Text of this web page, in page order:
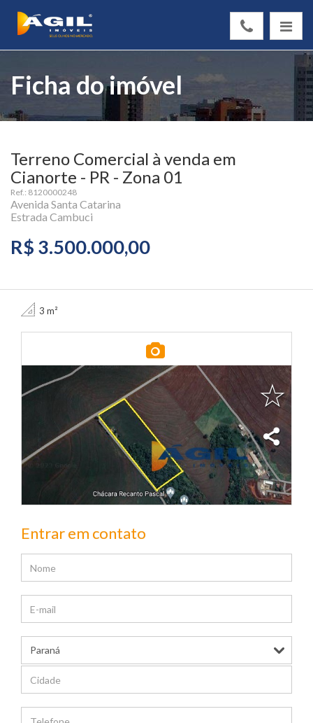
Ficha do imóvel
Terreno Comercial à venda em
Cianorte - PR - Zona 01
Ref.: 8120000248
Avenida Santa Catarina
Estrada Cambuci
R$ 3.500.000,00
3 m²
Entrar em contato